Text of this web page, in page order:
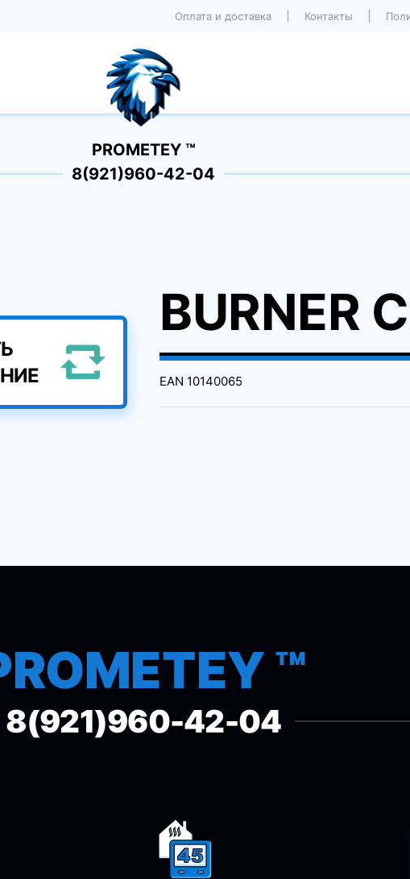
Оплата и доставка Контакты
PROMETEY ™
8(921)960-42-04
BURNER
EAN 10140065
™
8(921)960-42-04